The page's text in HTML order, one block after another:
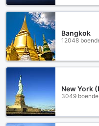
Bangkok
12048
New York
3049